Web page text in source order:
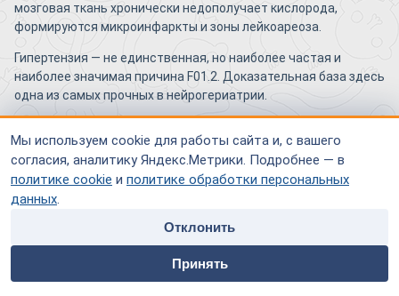
Мы используем cookie для работы сайта и, с вашего
согласия, аналитику Яндекс.Метрики. Подробнее — в
политике cookie и политике обработки персональных
данных.
Отклонить
Принять
home people
Специалисты
payment contacts
мозговая ткань хронически недополучает кислорода,
формируются микроинфаркты и зоны лейкоареоза.
Гипертензия — не единственная, но наиболее частая и
наиболее значимая причина F01.2. Доказательная база здесь
одна из самых прочных в нейрогериатрии.
Как сахарный диабет, атеросклероз и
фибрилляция предсердий связаны с этой
болезнью?
через хроническую гипергликемию, ускоряет атеросклероз и
шеи и головы создаёт условия для эмболий и снижения